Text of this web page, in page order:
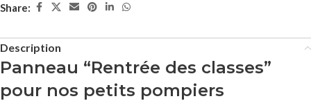
Share:
Description
Panneau “Rentrée des classes”
pour nos petits pompiers